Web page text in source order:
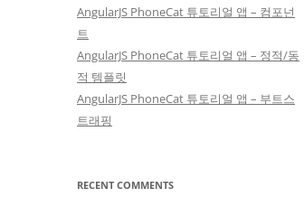
AngularJS PhoneCat 튜토리얼 앱 – 컴포넌
트
AngularJS PhoneCat 튜토리얼 앱 – 정적/동
적 템플릿
AngularJS PhoneCat 튜토리얼 앱 – 부트스
트래핑
RECENT COMMENTS